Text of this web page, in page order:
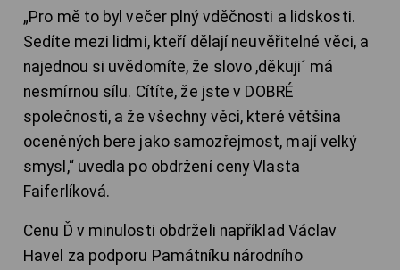
„Pro mě to byl večer plný vděčnosti a lidskosti.
Sedíte mezi lidmi, kteří dělají neuvěřitelné věci, a
najednou si uvědomíte, že slovo ,děkuji´ má
nesmírnou sílu. Cítíte, že jste v DOBRÉ
společnosti, a že všechny věci, které většina
oceněných bere jako samozřejmost, mají velký
smysl,“ uvedla po obdržení ceny Vlasta
Faiferlíková.
Cenu Ď v minulosti obdrželi například Václav
Havel za podporu Památníku národního